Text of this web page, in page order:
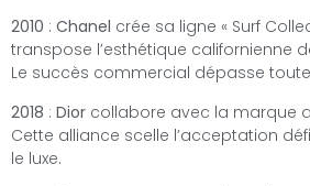
2010 : Chanel crée sa ligne « Surf
transpose l’esthétique californienne
Le succès commercial dépasse
2018 : Dior collabore avec la marque
Cette alliance scelle l’acceptation
le luxe.